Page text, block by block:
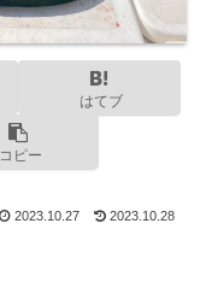
はてブ
コピー
2023.10.27 2023.10.28